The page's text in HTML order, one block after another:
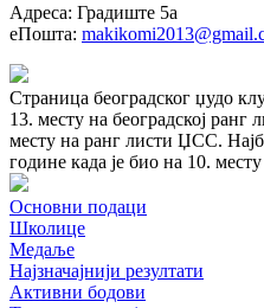
Адреса: Градиште 5а
еПошта:
Страница београдског џудо
13. месту на београдској ранг
месту на ранг листи ЏСС.
године када је био на 10.
Основни подаци
Школице
Медаље
Најзначајнији резултати
Активни бодови